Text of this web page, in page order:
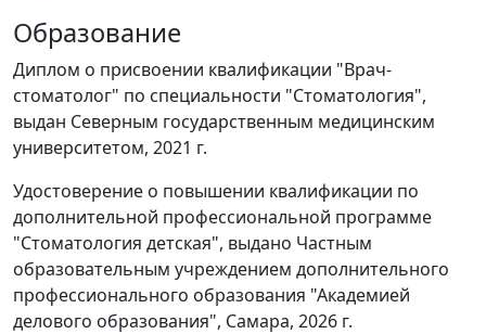
Образование
Диплом о присвоении квалификации "Врач-
стоматолог" по специальности "Стоматология",
выдан Северным государственным медицинским
университетом, 2021 г.
Удостоверение о повышении квалификации по
дополнительной профессиональной программе
"Стоматология детская", выдано Частным
образовательным учреждением дополнительного
профессионального образования "Академией
делового образования", Самара, 2026 г.